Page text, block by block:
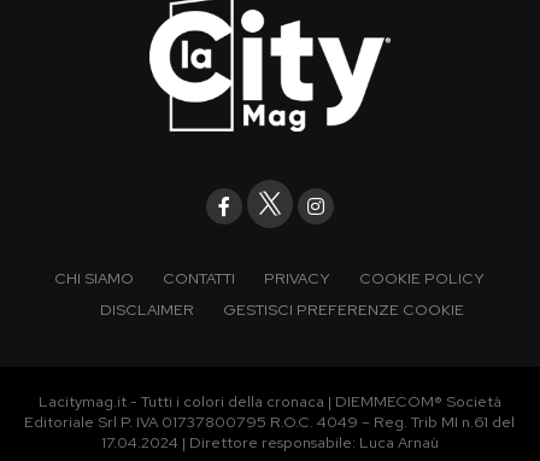
CHI SIAMO CONTATTI PRIVACY
COOKIE POLICY
DISCLAIMER
GESTISCI PREFERENZE COOKIE
Lacitymag.it - Tutti i colori della cronaca | DIEMMECOM® Società
Editoriale Srl P. IVA 01737800795 R.O.C. 4049 – Reg. Trib MI n.61 del
17.04.2024 | Direttore responsabile: Luca Arnaù